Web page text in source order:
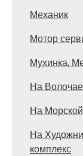
Механик
Мотор
Мухинка,
На
На
На
комплекс